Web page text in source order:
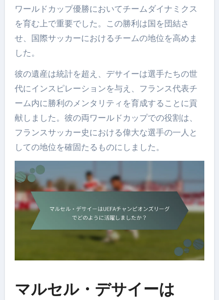
ワールドカップ優勝においてチームダイナミクス
を育む上で重要でした。この勝利は国を団結さ
せ、国際サッカーにおけるチームの地位を高めま
した。
彼の遺産は統計を超え、デサイーは選手たちの世
代にインスピレーションを与え、フランス代表チ
ーム内に勝利のメンタリティを育成することに貢
献しました。彼の両ワールドカップでの役割は、
フランスサッカー史における偉大な選手の一人と
しての地位を確固たるものにしました。
マルセル・デサイーは